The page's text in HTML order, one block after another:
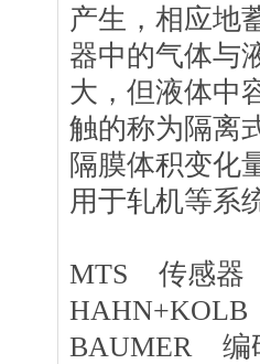
产生，相应地
器中的气体与
大，但液体中
触的称为隔离
隔膜体积变化
用于轧机等系
MTS 传感器
HAHN+KOLB
BAUMER 编